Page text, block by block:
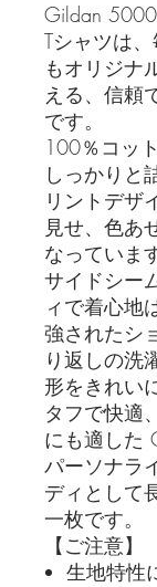
Gildan
Tシャツは
もオリジナ
える、信頼
です。
100％コッ
しっかりと
リントデザ
見せ、色あ
なっていま
サイドシー
ィで着心地
強されたシ
り返しの洗
形をきれい
タフで快適
にも適した
パーソナラ
ディとして
一枚です。
【ご注意】
生地特性